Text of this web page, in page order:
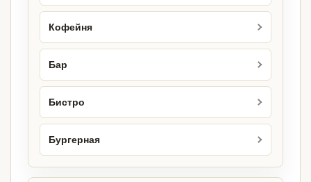
Кофейня
Бар
Бистро
Бургерная